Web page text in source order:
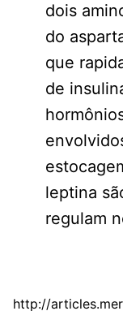
dois
do
que
de
leptina
regulam
http://